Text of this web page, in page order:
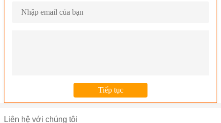
Liên hệ với chúng tôi